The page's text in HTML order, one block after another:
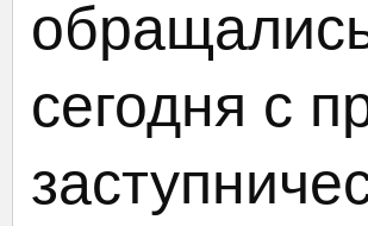
сегодня с